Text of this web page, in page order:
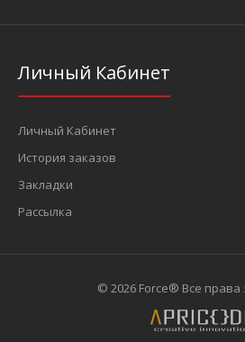
Личный Кабинет
Личный Кабинет
История заказов
Закладки
Рассылка
© 2026 Force® Все